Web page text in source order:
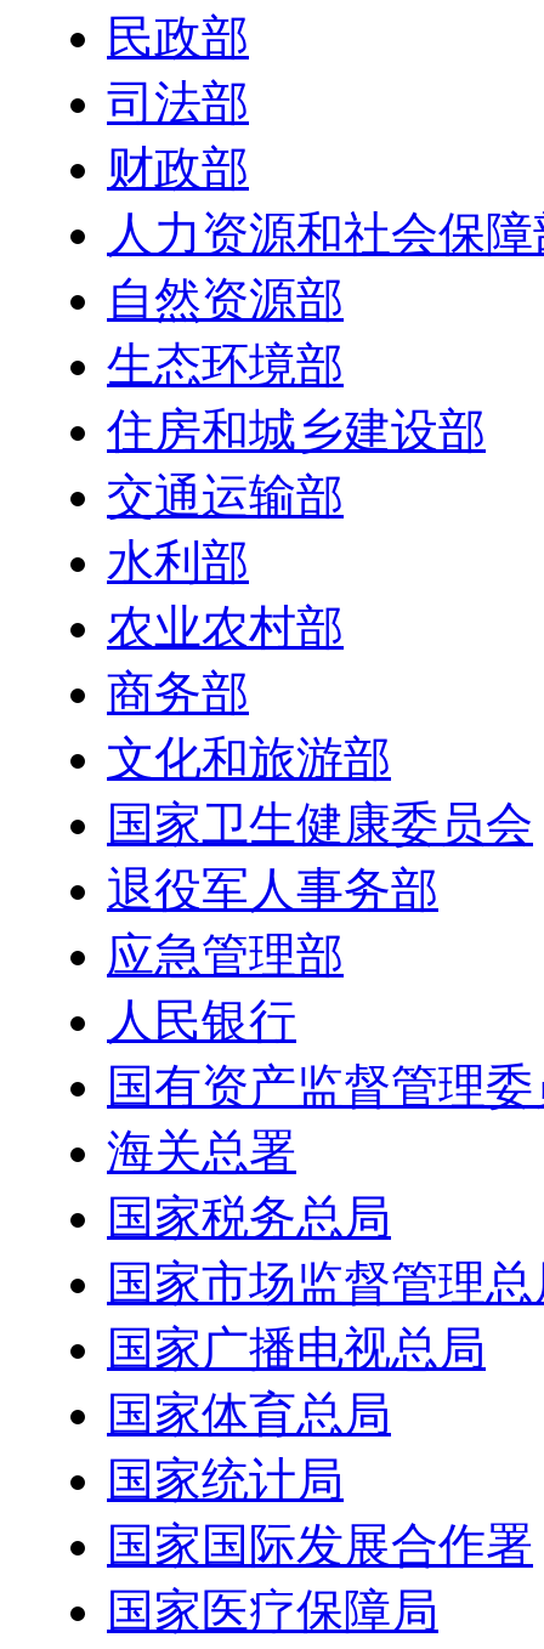
民政部
司法部
财政部
人力资源和社会保
自然资源部
生态环境部
住房和城乡建设部
交通运输部
水利部
农业农村部
商务部
文化和旅游部
国家卫生健康委员会
退役军人事务部
应急管理部
人民银行
国有资产监督管理
海关总署
国家税务总局
国家市场监督管理
国家广播电视总局
国家体育总局
国家统计局
国家国际发展合作署
国家医疗保障局